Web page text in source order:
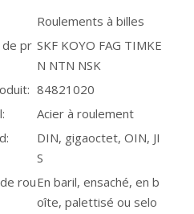
Roulements à billes
de pr SKF KOYO FAG TIMKE
N NTN NSK
84821020
Acier à roulement
DIN, gigaoctet, OIN, JI
S
rouEn baril, ensaché, en b
oîte, palettisé ou selo